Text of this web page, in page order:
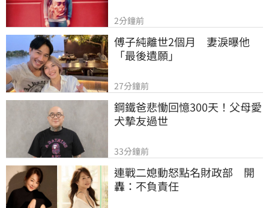
2分鐘前
傅子純離世2個月　妻淚曝他
「最後遺願」
27分鐘前
鋼鐵爸悲慟回憶300天！父母愛
犬摯友過世
33分鐘前
連戰二媳動怒點名財政部　開
轟：不負責任